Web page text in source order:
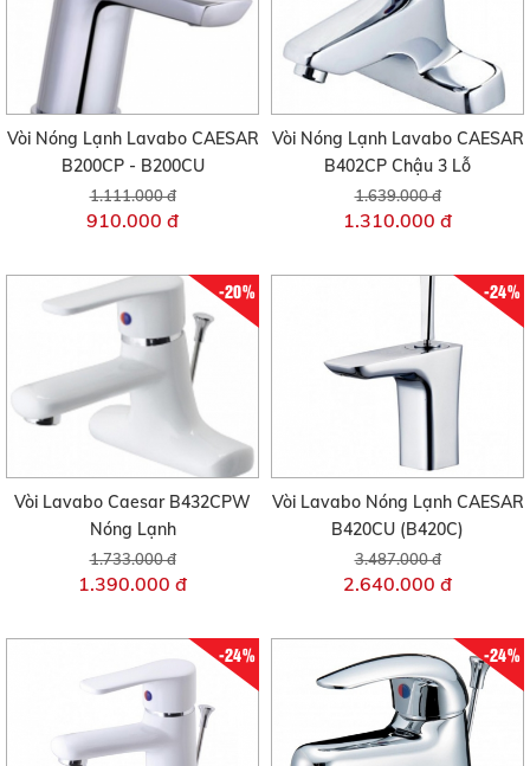
Vòi Nóng Lạnh Lavabo CAESAR
B200CP - B200CU
1.111.000 đ
910.000 đ
Vòi Nóng Lạnh Lavabo CAESAR
B402CP Chậu 3 Lỗ
1.639.000 đ
1.310.000 đ
-20%
Vòi Lavabo Caesar B432CPW
Nóng Lạnh
1.733.000 đ
1.390.000 đ
-24%
Vòi Lavabo Nóng Lạnh CAESAR
B420CU (B420C)
3.487.000 đ
2.640.000 đ
-24% -24%